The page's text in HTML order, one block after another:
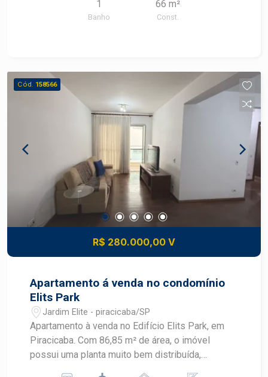
banheiro privativo (obs: podendo ser locada sala
dupla, acrescentando mais 66 m2) * fachada em
juntas
1
Banho
66 m²
Const.
Cód. 158566
R$ 280.000,00 V
Apartamento á venda no condomínio
Elits Park
Jardim Elite - piracicaba/SP
Apartamento à venda no Edifício Elits Park, em
Piracicaba. Com 86,85 m² de área, o imóvel
possui uma planta muito bem distribuída,